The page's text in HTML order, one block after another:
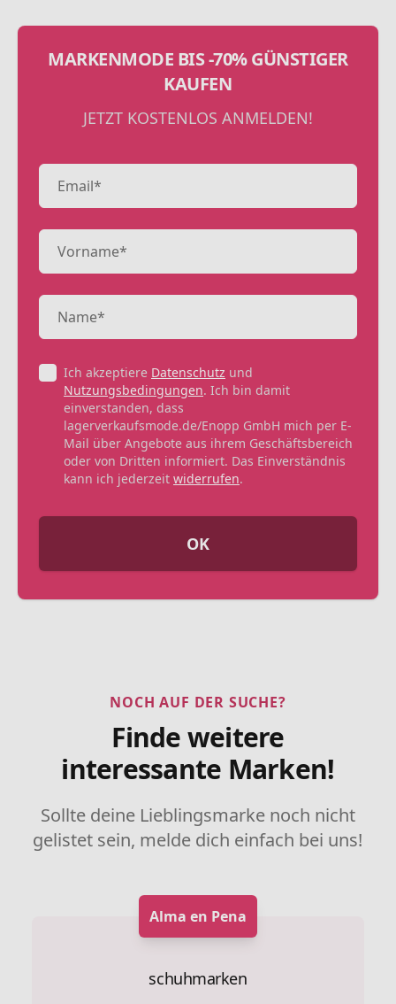
MARKENMODE BIS -70% GÜNSTIGER
KAUFEN
JETZT KOSTENLOS ANMELDEN!
Ich akzeptiere Datenschutz und
Nutzungsbedingungen. Ich bin damit
einverstanden, dass
lagerverkaufsmode.de/Enopp GmbH mich per E-
Mail über Angebote aus ihrem Geschäftsbereich
oder von Dritten informiert. Das Einverständnis
kann ich jederzeit widerrufen.
OK
NOCH AUF DER SUCHE?
Finde weitere
interessante Marken!
Sollte deine Lieblingsmarke noch nicht
gelistet sein, melde dich einfach bei uns!
Alma en Pena
schuhmarken